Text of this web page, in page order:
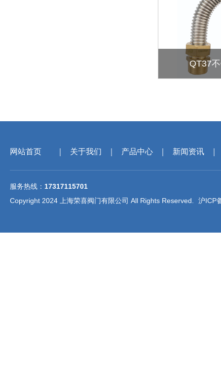
QT37
网站首页 关于我们 产品中心 新闻资讯
服务热线： 17317115701
Copyright 2024 上海荣喜阀门有限公司 All Rights Reserved.
沪ICP